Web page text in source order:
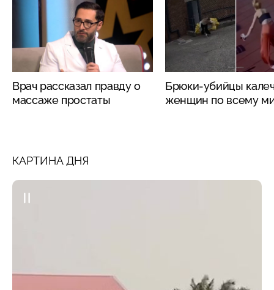
Врач рассказал правду о
массаже простаты
Брюки-убийцы
женщин по всему
КАРТИНА ДНЯ